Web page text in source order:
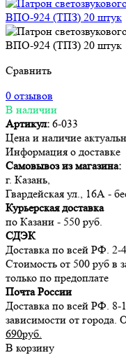
Сравнить
0 отзывов
В наличии
Артикул: 6-033
Цена и наличие
Информация о доставке
Самовывоз из магазина:
г. Казань,
Гвардейская ул., 16А -
Курьерская доставка
по Казани - 550 руб.
СДЭК
Доставка по всей РФ. 2-
Стоимость от 500 руб в
только по предоплате
Почта России
Доставка по всей РФ. 8-
зависимости от города.
690руб.
В корзину